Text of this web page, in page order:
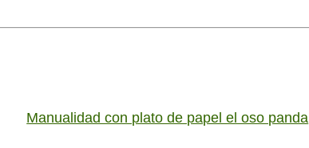
Manualidad con plato de papel el oso panda